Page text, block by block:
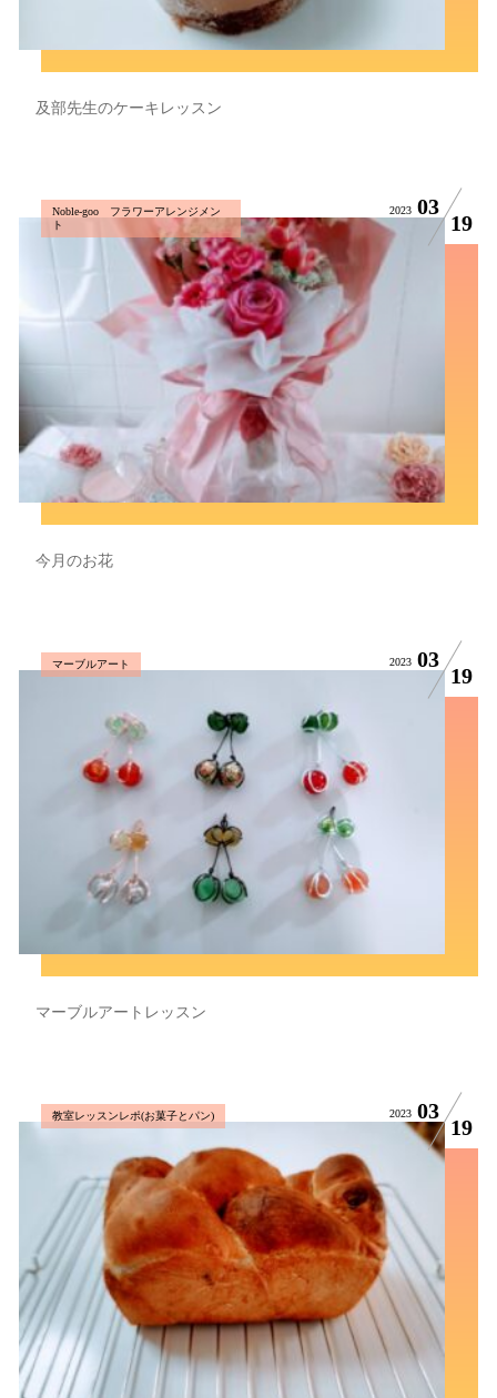
及部先生のケーキレッスン
Noble-goo フラワーアレンジメン
ト
2023 03
19
今月のお花
マーブルアート 2023 03
19
マーブルアートレッスン
教室レッスンレポ(お菓子とパン) 2023 03
19